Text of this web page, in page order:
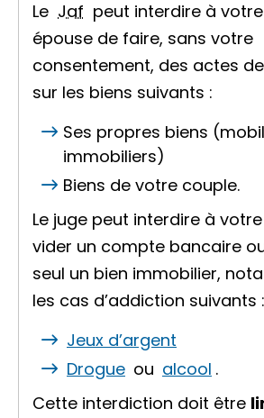
Le Jaf peut interdire à
épouse de faire, sans votre
consentement, des actes
sur les biens suivants :
Ses propres biens (
immobiliers)
Biens de votre couple.
Le juge peut interdire à
vider un compte bancaire
seul un bien immobilier,
les cas d’addiction suivants :
Jeux d’argent
Drogue ou alcool .
Cette interdiction doit être